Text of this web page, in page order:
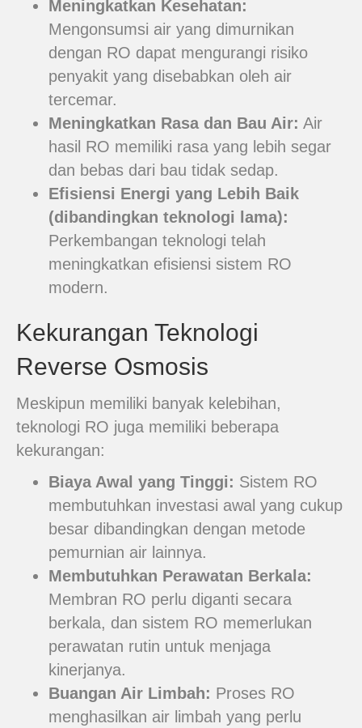
Meningkatkan Kesehatan:
Mengonsumsi air yang dimurnikan
dengan RO dapat mengurangi risiko
penyakit yang disebabkan oleh air
tercemar.
Meningkatkan Rasa dan Bau Air: Air
hasil RO memiliki rasa yang lebih segar
dan bebas dari bau tidak sedap.
Efisiensi Energi yang Lebih Baik
(dibandingkan teknologi lama):
Perkembangan teknologi telah
meningkatkan efisiensi sistem RO
modern.
Kekurangan Teknologi
Reverse Osmosis
Meskipun memiliki banyak kelebihan,
teknologi RO juga memiliki beberapa
kekurangan:
Biaya Awal yang Tinggi: Sistem RO
membutuhkan investasi awal yang cukup
besar dibandingkan dengan metode
pemurnian air lainnya.
Membutuhkan Perawatan Berkala:
Membran RO perlu diganti secara
berkala, dan sistem RO memerlukan
perawatan rutin untuk menjaga
kinerjanya.
Buangan Air Limbah: Proses RO
menghasilkan air limbah yang perlu